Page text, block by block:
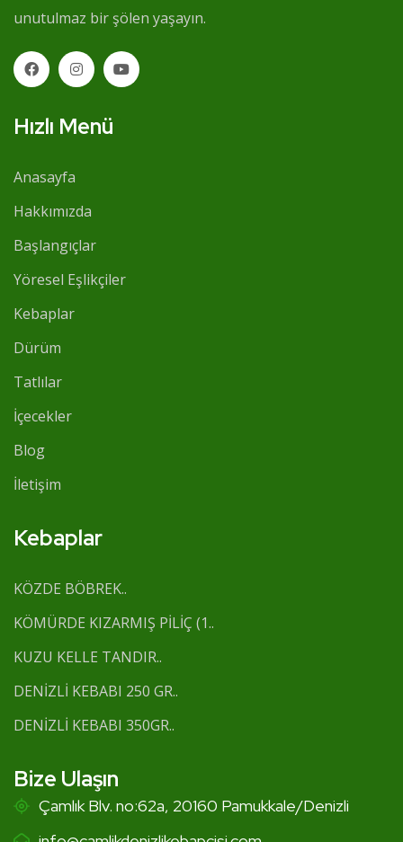
unutulmaz bir şölen yaşayın.
Hızlı Menü
Anasayfa
Hakkımızda
Başlangıçlar
Yöresel Eşlikçiler
Kebaplar
Dürüm
Tatlılar
İçecekler
Blog
İletişim
Kebaplar
KÖZDE BÖBREK..
KÖMÜRDE KIZARMIŞ PİLİÇ (1..
KUZU KELLE TANDIR..
DENİZLİ KEBABI 250 GR..
DENİZLİ KEBABI 350GR..
Bize Ulaşın
Çamlık Blv. no:62a, 20160 Pamukkale/Denizli